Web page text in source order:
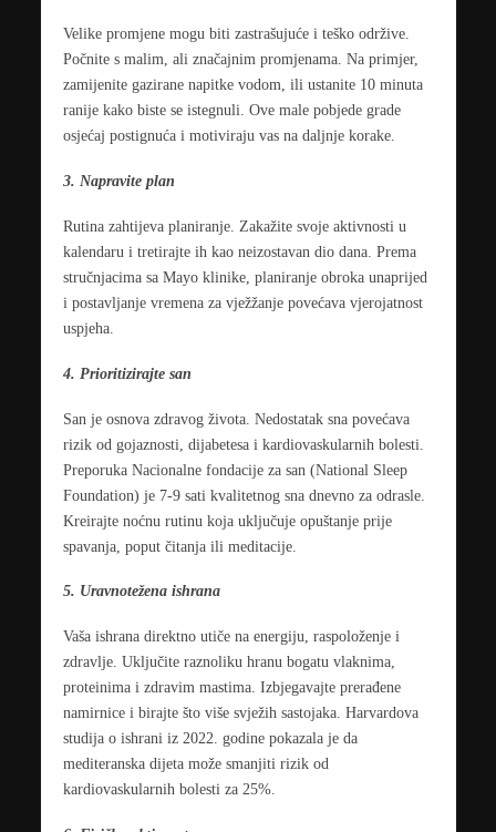
Velike promjene mogu biti zastrašujuće i teško održive.
Počnite s malim, ali značajnim promjenama. Na primjer,
zamijenite gazirane napitke vodom, ili ustanite 10 minuta
ranije kako biste se istegnuli. Ove male pobjede grade
osjećaj postignuća i motiviraju vas na daljnje korake.
3. Napravite plan
Rutina zahtijeva planiranje. Zakažite svoje aktivnosti u
kalendaru i tretirajte ih kao neizostavan dio dana. Prema
stručnjacima sa Mayo klinike, planiranje obroka unaprijed
i postavljanje vremena za vježžanje povećava vjerojatnost
uspjeha.
4. Prioritizirajte san
San je osnova zdravog života. Nedostatak sna povećava
rizik od gojaznosti, dijabetesa i kardiovaskularnih bolesti.
Preporuka Nacionalne fondacije za san (National Sleep
Foundation) je 7-9 sati kvalitetnog sna dnevno za odrasle.
Kreirajte noćnu rutinu koja uključuje opuštanje prije
spavanja, poput čitanja ili meditacije.
5. Uravnotežena ishrana
Vaša ishrana direktno utiče na energiju, raspoloženje i
zdravlje. Uključite raznoliku hranu bogatu vlaknima,
proteinima i zdravim mastima. Izbjegavajte prerađene
namirnice i birajte što više svježih sastojaka. Harvardova
studija o ishrani iz 2022. godine pokazala je da
mediteranska dijeta može smanjiti rizik od
kardiovaskularnih bolesti za 25%.